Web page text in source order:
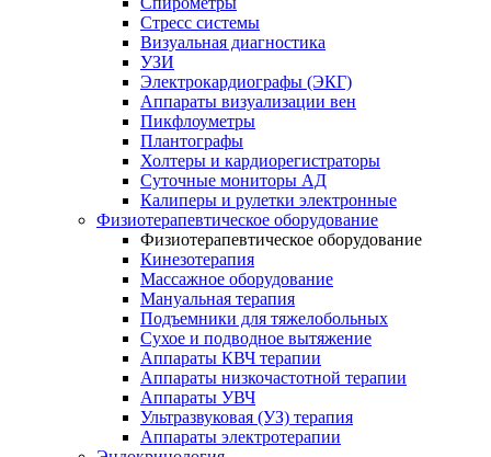
Стресс системы
Визуальная диагностика
УЗИ
Электрокардиографы (ЭКГ)
Аппараты визуализации вен
Пикфлоуметры
Плантографы
Холтеры и кардиорегистраторы
Суточные мониторы АД
Калиперы и рулетки электронные
Физиотерапевтическое оборудование
Физиотерапевтическое оборудование
Кинезотерапия
Массажное оборудование
Мануальная терапия
Подъемники для тяжелобольных
Сухое и подводное вытяжение
Аппараты КВЧ терапии
Аппараты низкочастотной терапии
Аппараты УВЧ
Ультразвуковая (УЗ) терапия
Аппараты электротерапии